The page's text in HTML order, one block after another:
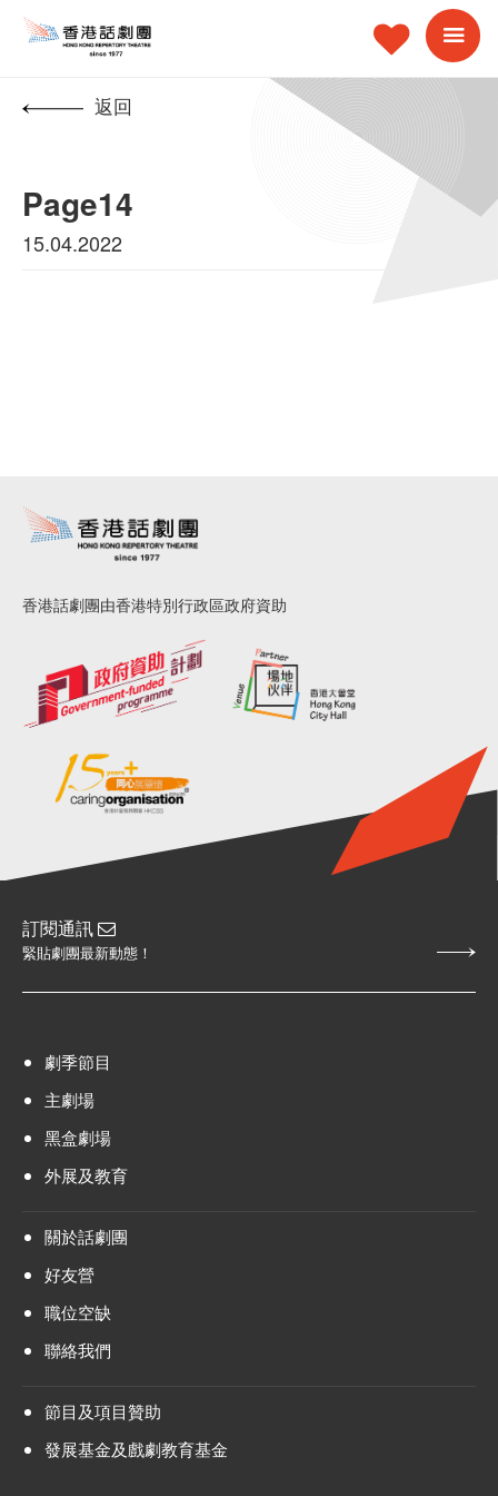
返回
Page14
15.04.2022
香港話劇團由香港特別行政區政府資助
訂閱通訊
緊貼劇團最新動態！
劇季節目
主劇場
黑盒劇場
外展及教育
關於話劇團
好友營
職位空缺
聯絡我們
節目及項目贊助
發展基金及戲劇教育基金